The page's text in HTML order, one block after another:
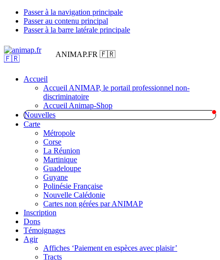
Passer à la navigation principale
Passer au contenu principal
Passer à la barre latérale principale
ANIMAP.FR 🇫🇷
Accueil
Accueil ANIMAP, le portail professionnel non-
discriminatoire
Accueil Animap-Shop
Nouvelles
Carte
Métropole
Corse
La Réunion
Martinique
Guadeloupe
Guyane
Polinésie Française
Nouvelle Calédonie
Cartes non gérées par ANIMAP
Inscription
Dons
Témoignages
Agir
Affiches ‘Paiement en espèces avec plaisir’
Tracts